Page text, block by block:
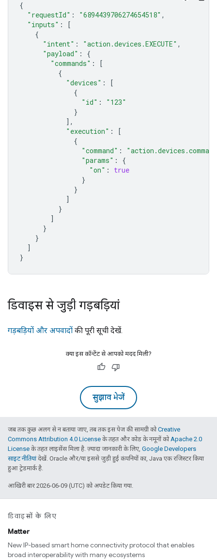
{
"requestId" : "6894439706274654518" ,
"inputs" :
[
{
"intent" : "action.devices.EXECUTE" ,
"payload" :
{
"commands" :
[
{
"devices" :
[
{
"id" :
"123"
}
],
"execution" :
[
{
"command" :
"params" :
{
"on" :
true
}
}
]
}
]
}
}
]
}
डिवाइस से जुड़ी गड़बड़ियां
गड़बड़ियों और अपवादों की पूरी सूची देखें.
क्या इस कॉन्टेंट से आपको मदद मिली?
सुझाव भेजें
जब तक कुछ अलग से न बताया जाए, तब तक इस पेज की सामग्री कोCreative
Commons Attribution 4.0 License के तहत और कोड के नमूनों कोApache 2.0
License के तहत लाइसेंस मिला है. ज़्यादा जानकारी के लिए, Google Developers
साइट नीतियांदेखें. Oracle और/या इससे जुड़ी हुई कंपनियों का, Java एक रजिस्टर किया
हुआ ट्रेडमार्क है.
आखिरी बार 2026-06-09 (UTC) को अपडेट किया गया.
डिवाइसों के लिए
Matter
New IP-based smart home connectivity protocol that enables
broad interoperability with many ecosystems